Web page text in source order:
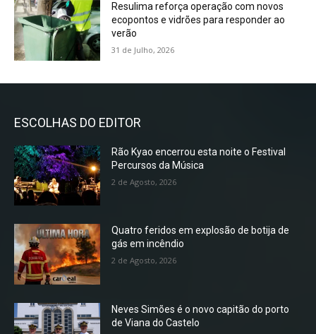
Resulima reforça operação com novos
ecopontos e vidrões para responder ao
verão
31 de Julho, 2026
ESCOLHAS DO EDITOR
Rão Kyao encerrou esta noite o Festival
Percursos da Música
2 de Agosto, 2026
Quatro feridos em explosão de botija de
gás em incêndio
2 de Agosto, 2026
Neves Simões é o novo capitão do porto
de Viana do Castelo